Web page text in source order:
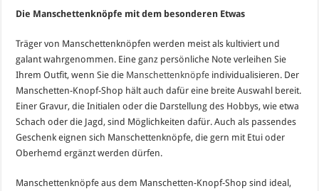
Die Manschettenknöpfe mit dem besonderen Etwas
Träger von Manschettenknöpfen werden meist als kultiviert und
galant wahrgenommen. Eine ganz persönliche Note verleihen Sie
Ihrem Outfit, wenn Sie die Manschettenknöpfe individualisieren. Der
Manschetten-Knopf-Shop hält auch dafür eine breite Auswahl bereit.
Einer Gravur, die Initialen oder die Darstellung des Hobbys, wie etwa
Schach oder die Jagd, sind Möglichkeiten dafür. Auch als passendes
Geschenk eignen sich Manschettenknöpfe, die gern mit Etui oder
Oberhemd ergänzt werden dürfen.
Manschettenknöpfe aus dem Manschetten-Knopf-Shop sind ideal,